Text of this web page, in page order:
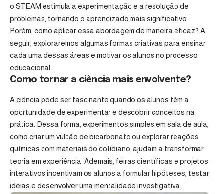
o STEAM estimula a experimentação e a resolução de
problemas, tornando o aprendizado mais significativo.
Porém, como aplicar essa abordagem de maneira eficaz? A
seguir, exploraremos algumas formas criativas para ensinar
cada uma dessas áreas e motivar os alunos no processo
educacional.
Como tornar a ciência mais envolvente?
A ciência pode ser fascinante quando os alunos têm a
oportunidade de experimentar e descobrir conceitos na
prática. Dessa forma, experimentos simples em sala de aula,
como criar um vulcão de bicarbonato ou explorar reações
químicas com materiais do cotidiano, ajudam a transformar
teoria em experiência. Ademais, feiras científicas e projetos
interativos incentivam os alunos a formular hipóteses, testar
ideias e desenvolver uma mentalidade investigativa.